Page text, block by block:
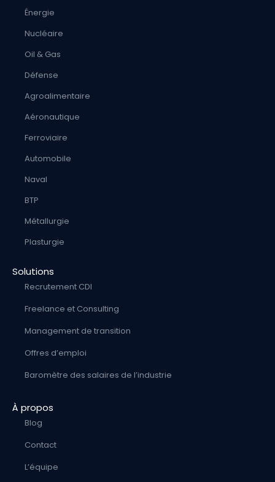
Énergie
Nucléaire
Oil & Gas
Défense
Agroalimentaire
Aéronautique
Ferroviaire
Automobile
Naval
BTP
Métallurgie
Plasturgie
Solutions
Recrutement CDI
Freelance et Consulting
Management de transition
Offres d’emploi
Baromètre des salaires de l’industrie
À propos
Blog
Contact
L’équipe